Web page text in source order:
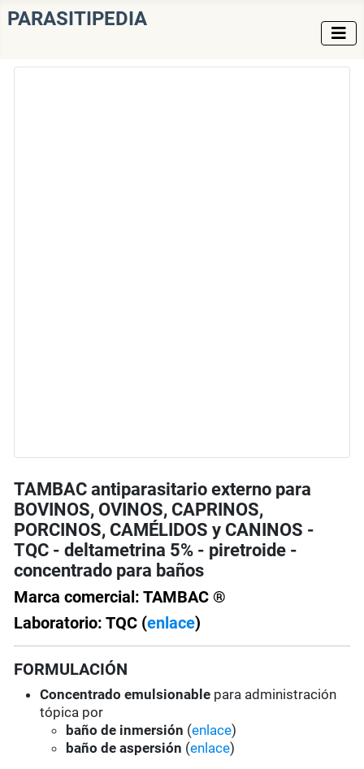
PARASITIPEDIA
TAMBAC antiparasitario externo para
BOVINOS, OVINOS, CAPRINOS,
PORCINOS, CAMÉLIDOS y CANINOS -
TQC - deltametrina 5% - piretroide -
concentrado para baños
Marca comercial: TAMBAC ®
Laboratorio: TQC (enlace)
FORMULACIÓN
Concentrado emulsionable para administración
tópica por
baño de inmersión (enlace)
baño de aspersión (enlace)